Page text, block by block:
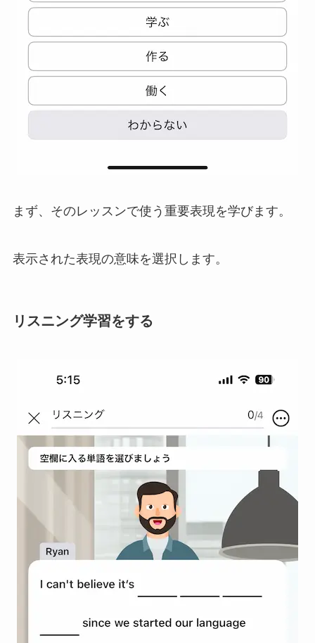
まず、そのレッスンで使う重要表現を学びます。
表示された表現の意味を選択します。
リスニング学習をする